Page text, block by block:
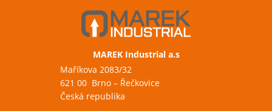
MAREK Industrial a.s
Maříkova 2083/32
621 00 Brno – Řečkovice
Česká republika